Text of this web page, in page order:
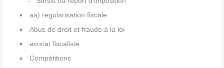
aa) regularisation fiscale
Abus de droit et fraude à la loi
avocat fiscaliste
Compétitions